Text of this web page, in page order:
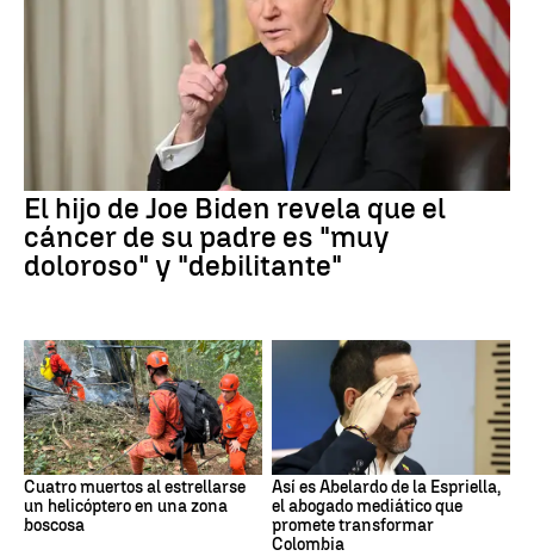
El hijo de Joe Biden revela que el
cáncer de su padre es "muy
doloroso" y "debilitante"
Cuatro muertos al estrellarse
un helicóptero en una zona
boscosa
Así es Abelardo de la Espriella,
el abogado mediático que
promete transformar
Colombia